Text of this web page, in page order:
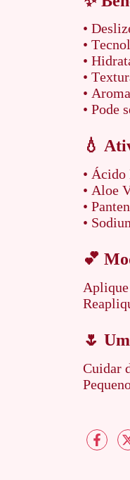
•
•
•
•
•
• Pode
💧
•
• Aloe
•
•
💕
Aplique
🌷
Cuidar